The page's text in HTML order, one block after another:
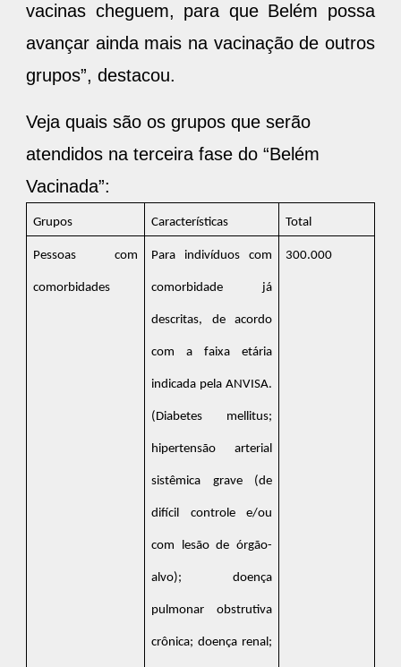
vacinas cheguem, para que Belém possa
avançar ainda mais na vacinação de outros
grupos”, destacou.
Veja quais são os grupos que serão
atendidos na terceira fase do “Belém
Vacinada”:
Grupos Características Total
Pessoas com
comorbidades
Para indivíduos com
comorbidade já
descritas, de acordo
com a faixa etária
indicada pela ANVISA.
(Diabetes mellitus;
hipertensão arterial
sistêmica grave (de
difícil controle e/ou
com lesão de órgão-
alvo); doença
pulmonar obstrutiva
crônica; doença renal;
300.000